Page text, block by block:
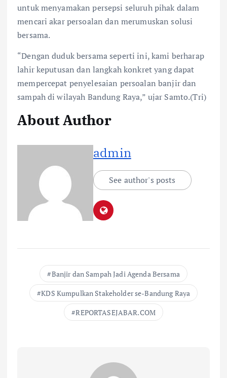
untuk menyamakan persepsi seluruh pihak dalam
mencari akar persoalan dan merumuskan solusi
bersama.
“Dengan duduk bersama seperti ini, kami berharap
lahir keputusan dan langkah konkret yang dapat
mempercepat penyelesaian persoalan banjir dan
sampah di wilayah Bandung Raya,” ujar Samto.(Tri)
About Author
admin
See author's posts
Banjir dan Sampah Jadi Agenda Bersama
KDS Kumpulkan Stakeholder se-Bandung Raya
REPORTASEJABAR.COM